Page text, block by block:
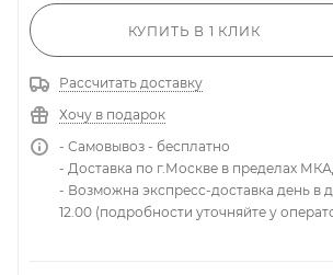
КУПИТЬ В 1 КЛИК
Рассчитать доставку
Хочу в подарок
- Самовывоз - бесплатно
- Доставка по г.Москве в пределах
- Возможна экспресс-доставка день в
12.00 (подробности уточняйте у